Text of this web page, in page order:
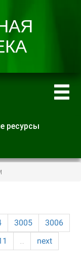
ресурсы
3005
3006
…
next